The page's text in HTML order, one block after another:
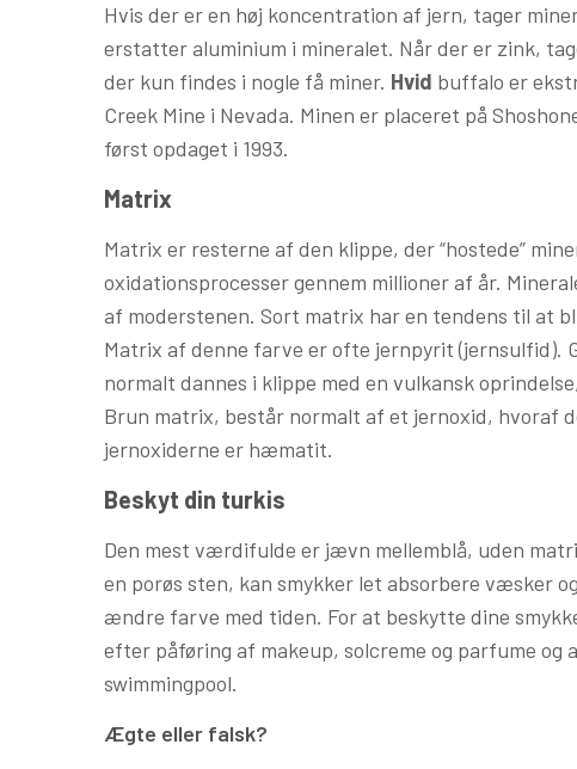
Hvis der er en høj koncentration af jern, tager
erstatter aluminium i mineralet. Når der er zink,
der kun findes i nogle få miner. Hvid buffalo er
Creek Mine i Nevada. Minen er placeret på
først opdaget i 1993.
Matrix
Matrix er resterne af den klippe, der “hostede”
oxidationsprocesser gennem millioner af år.
af moderstenen. Sort matrix har en tendens til at
Matrix af denne farve er ofte jernpyrit (jernsulfid).
normalt dannes i klippe med en vulkansk
Brun matrix, består normalt af et jernoxid, hvoraf
jernoxiderne er hæmatit.
Beskyt din turkis
Den mest værdifulde er jævn mellemblå, uden
en porøs sten, kan smykker let absorbere væsker
ændre farve med tiden. For at beskytte dine
efter påføring af makeup, solcreme og parfume og
swimmingpool.
Ægte eller falsk?